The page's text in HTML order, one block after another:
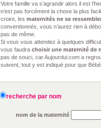
Votre famille va s’agrandir alors il est
n’est pas forcément la chose la plus
croire, les maternités ne se
conventionnés, vous n’aurez rien à
pas de même.
Si vous vous attendez à quelques
vous faudra choisir une maternité de
pas de souci, car Aujourdui.com a
suivent, tout y est indiqué pour que
recherche par nom
nom de la maternité